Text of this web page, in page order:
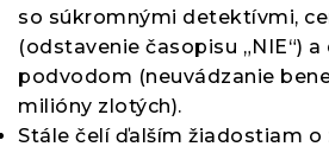
so súkromnými detektívmi,
(odstavenie časopisu „NIE“)
podvodom (neuvádzanie
milióny zlotých).
Stále čelí ďalším žiadostiam o